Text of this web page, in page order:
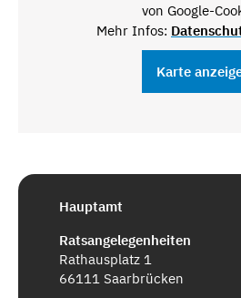
von Google-
Mehr Infos:
Karte
Hauptamt
Ratsangelegenheiten
Rathausplatz 1
66111 Saarbrücken